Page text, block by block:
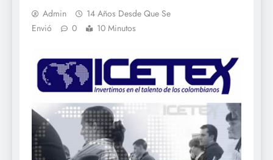
Admin
14 Años Desde Que Se
Envió
0 10 Minutos